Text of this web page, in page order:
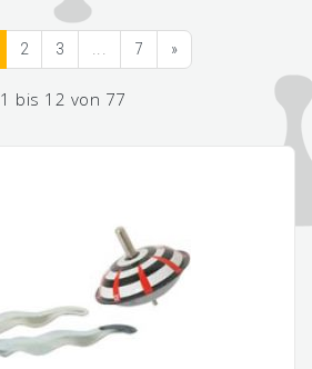
2 3 ... 7 »
1 bis 12 von 77